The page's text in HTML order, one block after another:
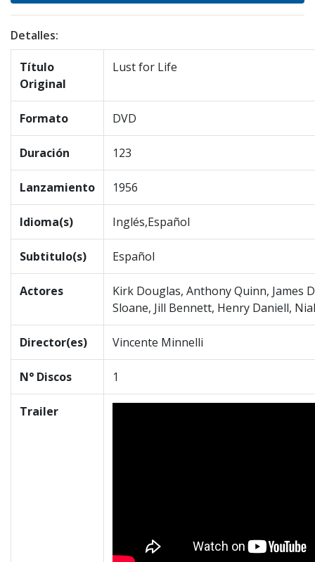
Detalles:
Título
Original
Lust for Life
Formato DVD
Duración 123
Lanzamiento 1956
Idioma(s) Inglés,Español
Subtitulo(s) Español
Actores
Kirk Douglas, Anthony Quinn, James
Sloane, Jill Bennett, Henry Daniell,
Director(es) Vincente Minnelli
N° Discos 1
Trailer